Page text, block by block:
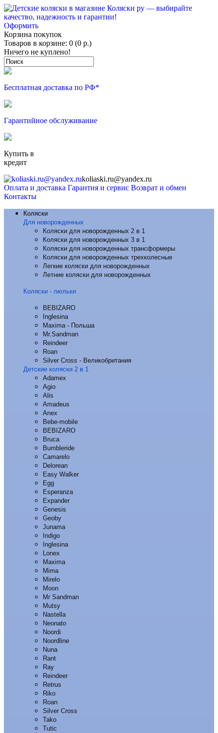
Оформить
Корзина покупок
Товаров в корзине: 0 (0 р.)
Ничего не куплено!
Бесплатная доставка по РФ*
Гарантийное обслуживание
Купить в
кредит
koliaski.ru@yandex.ru
Оплата и доставка Гарантия и сервис Возврат и обмен
Контакты
Коляски
Для новорожденных
Коляски для новорожденных 2 в 1
Коляски для новорожденных 3 в 1
Коляски для новорожденных трансформеры
Коляски для новорожденных трехколесные
Легкие коляски для новорожденных
Летние коляски для новорожденных
Коляски - люльки
BEBIZARO
Inglesina
Maxima - Польша
Mr.Sandman
Reindeer
Roan
Silver Cross - Великобритания
Детские коляски 2 в 1
Adamex
Agio
Alis
Amadeus
Anex
Bebe-mobile
BEBIZARO
Bruca
Bumbleride
Camarelo
Delorean
Easy Walker
Egg
Esperanza
Expander
Genesis
Geoby
Junama
Indigo
Inglesina
Lonex
Maxima
Mima
Mirelo
Moon
Mr Sandman
Mutsy
Nastella
Neonato
Noordi
Noordline
Nuna
Rant
Ray
Reindeer
Retrus
Riko
Roan
Silver Cross
Tako
Tutic